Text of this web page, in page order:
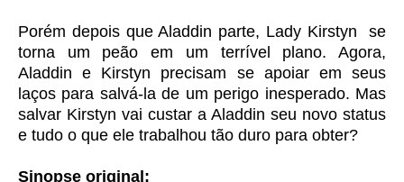
Porém depois que Aladdin parte, Lady Kirstyn se
torna um peão em um terrível plano. Agora,
Aladdin e Kirstyn precisam se apoiar em seus
laços para salvá-la de um perigo inesperado. Mas
salvar Kirstyn vai custar a Aladdin seu novo status
e tudo o que ele trabalhou tão duro para obter?
Sinopse original: